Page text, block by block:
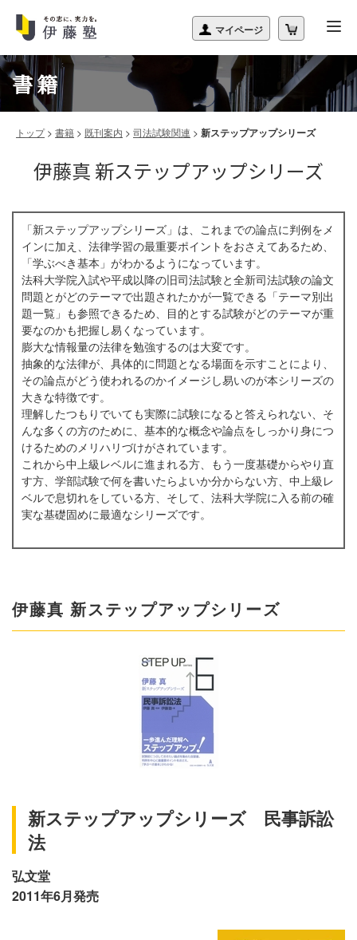
書籍
トップ> 書籍 > 既刊案内 > 司法試験関連 > 新ステップアップシリーズ
伊藤真 新ステップアップシリーズ
「新ステップアップシリーズ」は、これまでの論点に判例をメ
インに加え、法律学習の最重要ポイントをおさえてあるため、
「学ぶべき基本」がわかるようになっています。
法科大学院入試や平成以降の旧司法試験と全新司法試験の論文
問題とがどのテーマで出題されたかが一覧できる「テーマ別出
題一覧」も参照できるため、目的とする試験がどのテーマが重
要なのかも把握し易くなっています。
膨大な情報量の法律を勉強するのは大変です。
抽象的な法律が、具体的に問題となる場面を示すことにより、
その論点がどう使われるのかイメージし易いのが本シリーズの
大きな特徴です。
理解したつもりでいても実際に試験になると答えられない、そ
んな多くの方のために、基本的な概念や論点をしっかり身につ
けるためのメリハリづけがされています。
これから中上級レベルに進まれる方、もう一度基礎からやり直
す方、学部試験で何を書いたらよいか分からない方、中上級レ
ベルで息切れをしている方、そして、法科大学院に入る前の確
実な基礎固めに最適なシリーズです。
伊藤真 新ステップアップシリーズ
新ステップアップシリーズ 民事訴訟
法
弘文堂
2011年6月発売